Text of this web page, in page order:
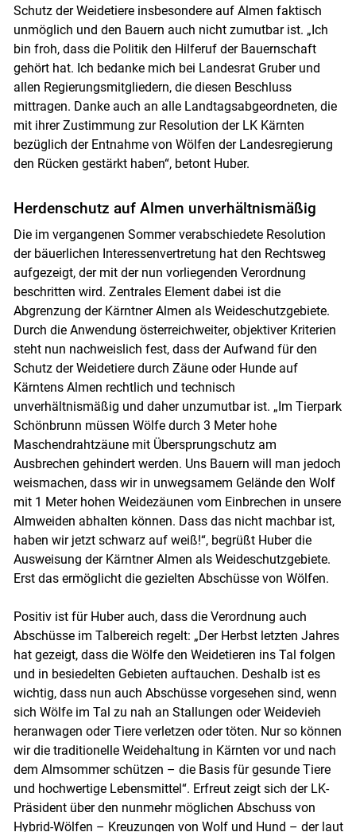
Skip to main content
Schutz der Weidetiere insbesondere auf Almen faktisch
unmöglich und den Bauern auch nicht zumutbar ist. „Ich
bin froh, dass die Politik den Hilferuf der Bauernschaft
gehört hat. Ich bedanke mich bei Landesrat Gruber und
allen Regierungsmitgliedern, die diesen Beschluss
mittragen. Danke auch an alle Landtagsabgeordneten, die
mit ihrer Zustimmung zur Resolution der LK Kärnten
bezüglich der Entnahme von Wölfen der Landesregierung
den Rücken gestärkt haben“, betont Huber.
Herdenschutz auf Almen unverhältnismäßig
Die im vergangenen Sommer verabschiedete Resolution
der bäuerlichen Interessenvertretung hat den Rechtsweg
aufgezeigt, der mit der nun vorliegenden Verordnung
beschritten wird. Zentrales Element dabei ist die
Abgrenzung der Kärntner Almen als Weideschutzgebiete.
Durch die Anwendung österreichweiter, objektiver Kriterien
steht nun nachweislich fest, dass der Aufwand für den
Schutz der Weidetiere durch Zäune oder Hunde auf
Kärntens Almen rechtlich und technisch
unverhältnismäßig und daher unzumutbar ist. „Im Tierpark
Schönbrunn müssen Wölfe durch 3 Meter hohe
Maschendrahtzäune mit Übersprungschutz am
Ausbrechen gehindert werden. Uns Bauern will man jedoch
weismachen, dass wir in unwegsamem Gelände den Wolf
mit 1 Meter hohen Weidezäunen vom Einbrechen in unsere
Almweiden abhalten können. Dass das nicht machbar ist,
haben wir jetzt schwarz auf weiß!“, begrüßt Huber die
Ausweisung der Kärntner Almen als Weideschutzgebiete.
Erst das ermöglicht die gezielten Abschüsse von Wölfen.
Positiv ist für Huber auch, dass die Verordnung auch
Abschüsse im Talbereich regelt: „Der Herbst letzten Jahres
hat gezeigt, dass die Wölfe den Weidetieren ins Tal folgen
und in besiedelten Gebieten auftauchen. Deshalb ist es
wichtig, dass nun auch Abschüsse vorgesehen sind, wenn
sich Wölfe im Tal zu nah an Stallungen oder Weidevieh
heranwagen oder Tiere verletzen oder töten. Nur so können
wir die traditionelle Weidehaltung in Kärnten vor und nach
dem Almsommer schützen – die Basis für gesunde Tiere
und hochwertige Lebensmittel“. Erfreut zeigt sich der LK-
Präsident über den nunmehr möglichen Abschuss von
Hybrid-Wölfen – Kreuzungen von Wolf und Hund – der laut